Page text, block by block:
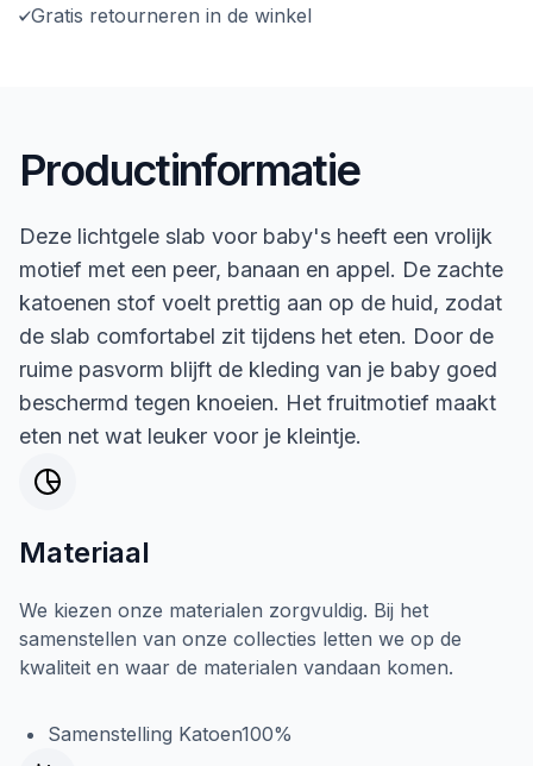
Gratis retourneren in de winkel
Productinformatie
Deze lichtgele slab voor baby's heeft een vrolijk
motief met een peer, banaan en appel. De zachte
katoenen stof voelt prettig aan op de huid, zodat
de slab comfortabel zit tijdens het eten. Door de
ruime pasvorm blijft de kleding van je baby goed
beschermd tegen knoeien. Het fruitmotief maakt
eten net wat leuker voor je kleintje.
Materiaal
We kiezen onze materialen zorgvuldig. Bij het
samenstellen van onze collecties letten we op de
kwaliteit en waar de materialen vandaan komen.
Samenstelling Katoen100%